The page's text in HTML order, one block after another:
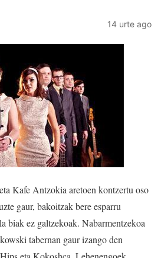
14 urte ago
Kafe Antzokia aretoen kontzertu oso
gaur, bakoitzak bere esparru
biak ez galtzekoak. Nabarmentzekoa
tabernan gaur izango den